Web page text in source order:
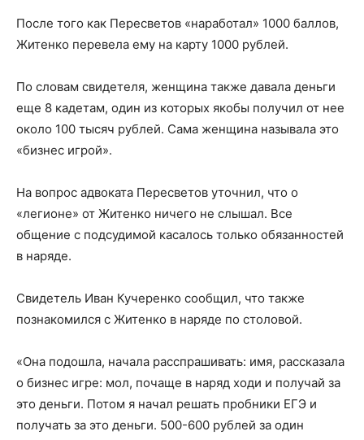
После того как Пересветов «наработал» 1000 баллов,
Житенко перевела ему на карту 1000 рублей.
По словам свидетеля, женщина также давала деньги
еще 8 кадетам, один из которых якобы получил от нее
около 100 тысяч рублей. Сама женщина называла это
«бизнес игрой».
На вопрос адвоката Пересветов уточнил, что о
«легионе» от Житенко ничего не слышал. Все
общение с подсудимой касалось только обязанностей
в наряде.
Свидетель Иван Кучеренко сообщил, что также
познакомился с Житенко в наряде по столовой.
«Она подошла, начала расспрашивать: имя, рассказала
о бизнес игре: мол, почаще в наряд ходи и получай за
это деньги. Потом я начал решать пробники ЕГЭ и
получать за это деньги. 500-600 рублей за один